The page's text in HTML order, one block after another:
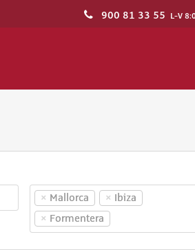
900 81 33 55 L-V
× Mallorca × Ibiza
× Formentera